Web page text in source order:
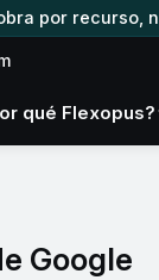
por recurso,
¿Por qué Flexopus?
Google